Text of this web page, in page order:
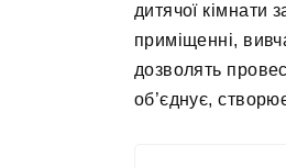
дитячої кімнати
приміщенні,
дозволять
об’єднує,